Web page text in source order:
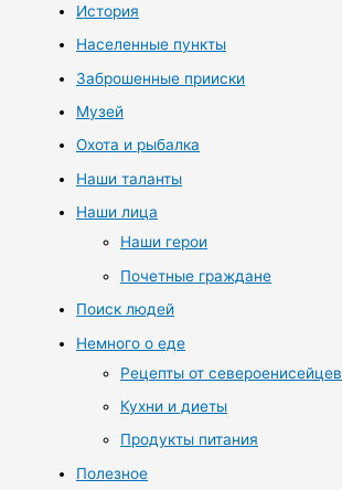
История
Населенные пункты
Заброшенные прииски
Музей
Охота и рыбалка
Наши таланты
Наши лица
Наши герои
Почетные граждане
Поиск людей
Немного о еде
Рецепты от североенисейцев
Кухни и диеты
Продукты питания
Полезное